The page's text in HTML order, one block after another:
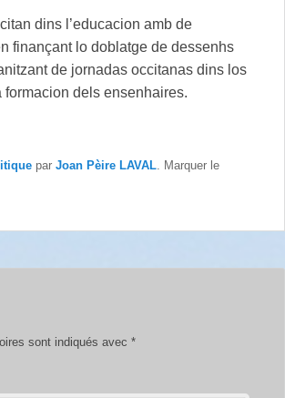
dins l’educacion amb de
finançant lo doblatge de dessenhs
de jornadas occitanas dins los
dels ensenhaires.
par Joan Pèire LAVAL . Marquer le
sont indiqués avec *